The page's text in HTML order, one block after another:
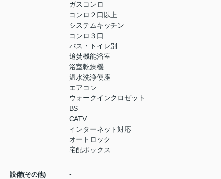
ガスコンロ
コンロ２口以上
システムキッチン
コンロ３口
バス・トイレ別
追焚機能浴室
浴室乾燥機
温水洗浄便座
エアコン
ウォークインクロゼット
BS
CATV
インターネット対応
オートロック
宅配ボックス
設備(その他) -